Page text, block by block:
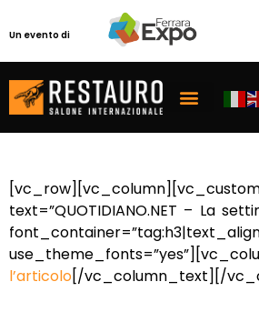
Un evento di
text=”QUOTIDIANO.NET – La
l’articolo[/vc_column_text][/